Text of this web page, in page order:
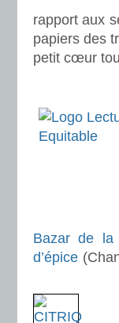
rapport aux
papiers des
petit cœur
Bazar de la
d’épice